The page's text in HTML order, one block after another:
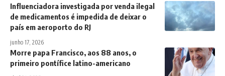
Influenciadora investigada por venda ilegal
de medicamentos é impedida de deixar o
país em aeroporto do RJ
junho 17, 2026
Morre papa Francisco, aos 88 anos, o
primeiro pontífice latino-americano